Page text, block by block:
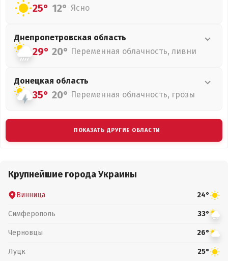
25° 12° Ясно
Днепропетровская область
29° 20° Переменная облачность, ливни
Донецкая область
35° 20° Переменная облачность, грозы
ПОКАЗАТЬ ДРУГИЕ ОБЛАСТИ
Крупнейшие города Украины
Винница 24°
Симферополь 33°
Черновцы 26°
Луцк 25°